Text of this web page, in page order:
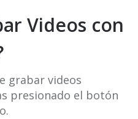
Videos con
grabar videos
presionado el botón